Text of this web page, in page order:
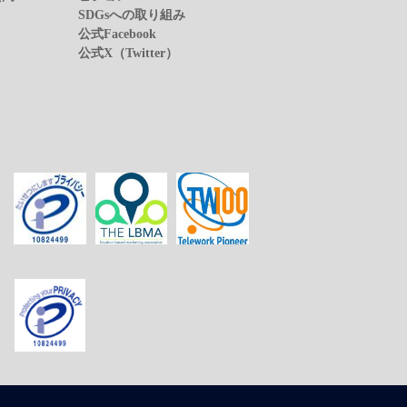
SDGsへの取り組み
公式Facebook
公式X（Twitter）